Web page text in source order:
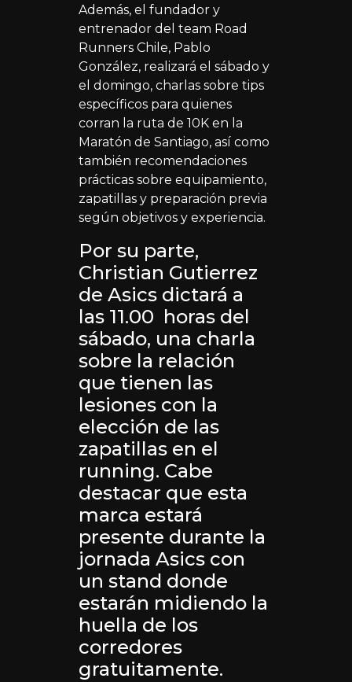
Además, el fundador y
entrenador del team Road
Runners Chile, Pablo
González, realizará el sábado y
el domingo, charlas sobre tips
específicos para quienes
corran la ruta de 10K en la
Maratón de Santiago, así como
también recomendaciones
prácticas sobre equipamiento,
zapatillas y preparación previa
según objetivos y experiencia.
Por su parte,
Christian Gutierrez
de Asics dictará a
las 11.00 horas del
sábado, una charla
sobre la relación
que tienen las
lesiones con la
elección de las
zapatillas en el
running. Cabe
destacar que esta
marca estará
presente durante la
jornada Asics con
un stand donde
estarán midiendo la
huella de los
corredores
gratuitamente.